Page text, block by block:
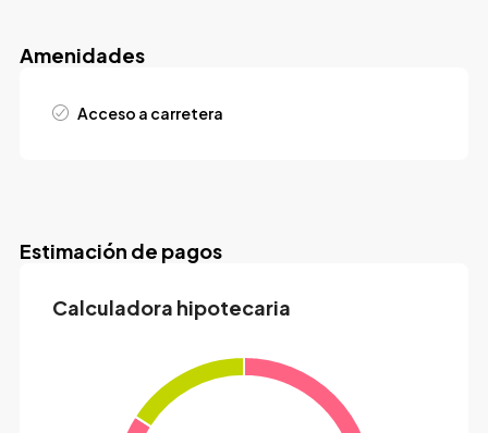
Amenidades
Acceso a carretera
Estimación de pagos
Calculadora hipotecaria